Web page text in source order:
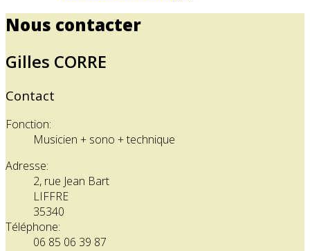
Nous contacter
Gilles CORRE
Contact
Fonction:
Musicien + sono + technique
Adresse:
2, rue Jean Bart
LIFFRE
35340
Téléphone:
06 85 06 39 87